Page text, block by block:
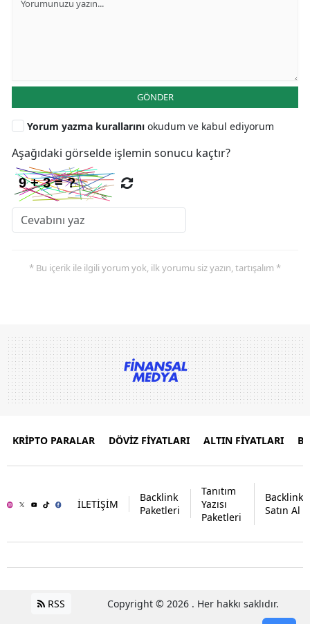
GÖNDER
Yorum yazma kurallarını okudum ve kabul ediyorum
Aşağıdaki görselde işlemin sonucu kaçtır?
* Bu içerik ile ilgili yorum yok, ilk yorumu siz yazın, tartışalım *
KRİPTO PARALAR DÖVİZ FİYATLARI ALTIN FİYATLARI
İLETİŞİM
Backlink
Paketleri
Tanıtım
Yazısı
Paketleri
Backlink
Satın Al
RSS Copyright © 2026 . Her hakkı saklıdır.